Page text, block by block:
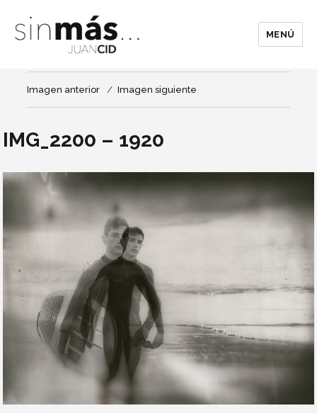
MENÚ
Imagen anterior Imagen siguiente
IMG_2200 – 1920